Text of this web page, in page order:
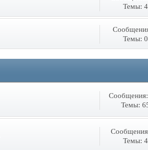
Темы: 4
Темы: 0
Темы:
Темы: 4